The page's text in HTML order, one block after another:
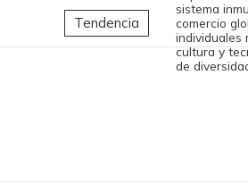
Tendencia
sistema
comercio
individuales
cultura y
de